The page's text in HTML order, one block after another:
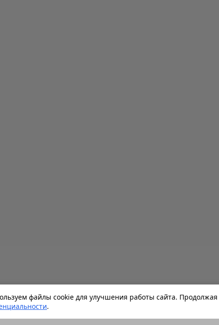
файлы cookie для улучшения работы сайта.
.